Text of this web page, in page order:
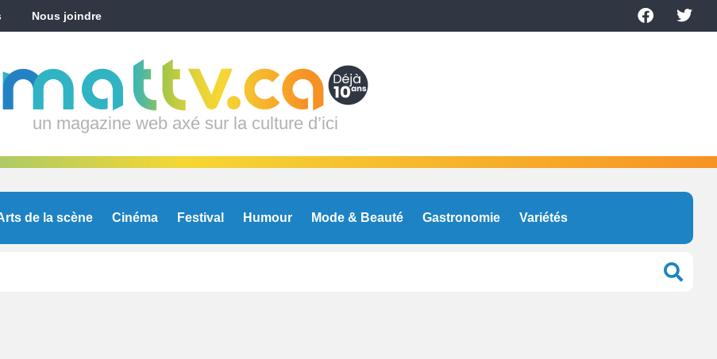
Nous joindre
un magazine web axé sur la culture d’ici
de la scène Cinéma Festival Humour Mode & Beauté Gastronomie Variétés